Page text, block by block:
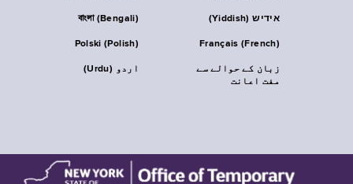
বাংলা (Bengali) אידיש (Yiddish)
Polski (Polish) Français (French)
اردو (Urdu)
زبان کے حوالے سے
مفت اعانت